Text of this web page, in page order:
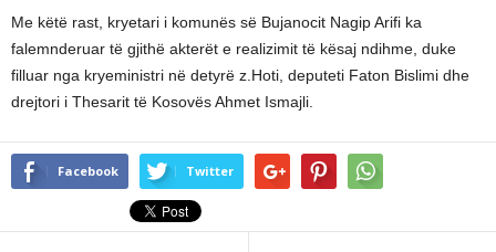
Me këtë rast, kryetari i komunës së Bujanocit Nagip Arifi ka
falemnderuar të gjithë akterët e realizimit të kësaj ndihme, duke
filluar nga kryeministri në detyrë z.Hoti, deputeti Faton Bislimi dhe
drejtori i Thesarit të Kosovës Ahmet Ismajli.
Facebook Twitter